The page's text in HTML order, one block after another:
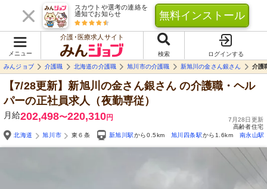
スカウトや選考の連絡を
通知でお知らせ
無料インストール
メニュー
介護･医療求人サイト
検索
ログインする
みんジョブ
介護職 北海道の介護職 旭川市の介護職 新旭川の金さん銀さん 介護
【7/28更新】新旭川の金さん銀さん の介護職・ヘル
パーの正社員求人（夜勤専従）
月給202,498〜220,310円
7月28日更新
高齢者住宅
北海道
旭川市 東６条 新旭川駅から0.5km 旭川四条駅から1.6km 南永山駅